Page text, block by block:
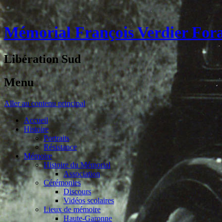
Mémorial François Verdier
Libération Sud
Menu
Aller au contenu principal
Accueil
Histoire
Portraits
Résistance
Mémoire
Histoire du Mémorial
Association
Cérémonies
Discours
Vidéos scolaires
Lieux de mémoire
Haute-Garonne